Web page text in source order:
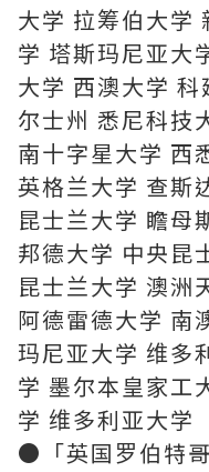
大学 拉筹伯大学
学 塔斯玛尼亚大
大学 西澳大学
尔士州 悉尼科技
南十字星大学 西
英格兰大学 查斯
昆士兰大学 瞻母
邦德大学 中央昆
昆士兰大学 澳洲
阿德雷德大学 南
玛尼亚大学 维多
学 墨尔本皇家工
学 维多利亚大学
●「英国罗伯特